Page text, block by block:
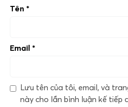
Tên *
Email *
Lưu tên của tôi, email, và
này cho lần bình luận kế tiếp